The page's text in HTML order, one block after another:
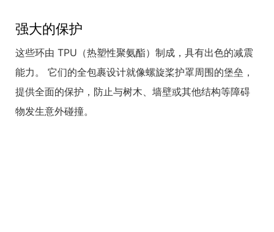
强大的保护
这些环由 TPU（热塑性聚氨酯）制成，具有出色的减震
能力。 它们的全包裹设计就像螺旋桨护罩周围的堡垒，
提供全面的保护，防止与树木、墙壁或其他结构等障碍
物发生意外碰撞。